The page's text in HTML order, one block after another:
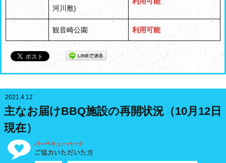
河川敷)
観音崎公園 利用可能
2021.4.12
主なお届けBBQ施設の再開状況（10月12日
現在）